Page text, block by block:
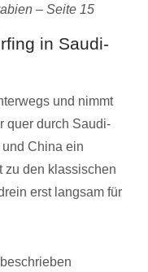
– Seite 15
in Saudi-
und nimmt
quer durch Saudi-
China ein
zu den klassischen
erst langsam für